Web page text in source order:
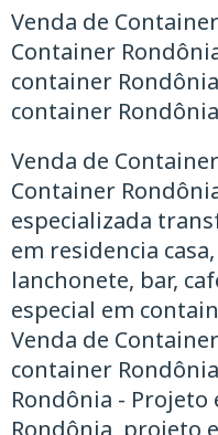
Venda de
Container
container
container
Venda de
Container
especializada
em residencia
lanchonete, bar,
especial em
Venda de
container
Rondônia - Projeto
Rondônia, projeto